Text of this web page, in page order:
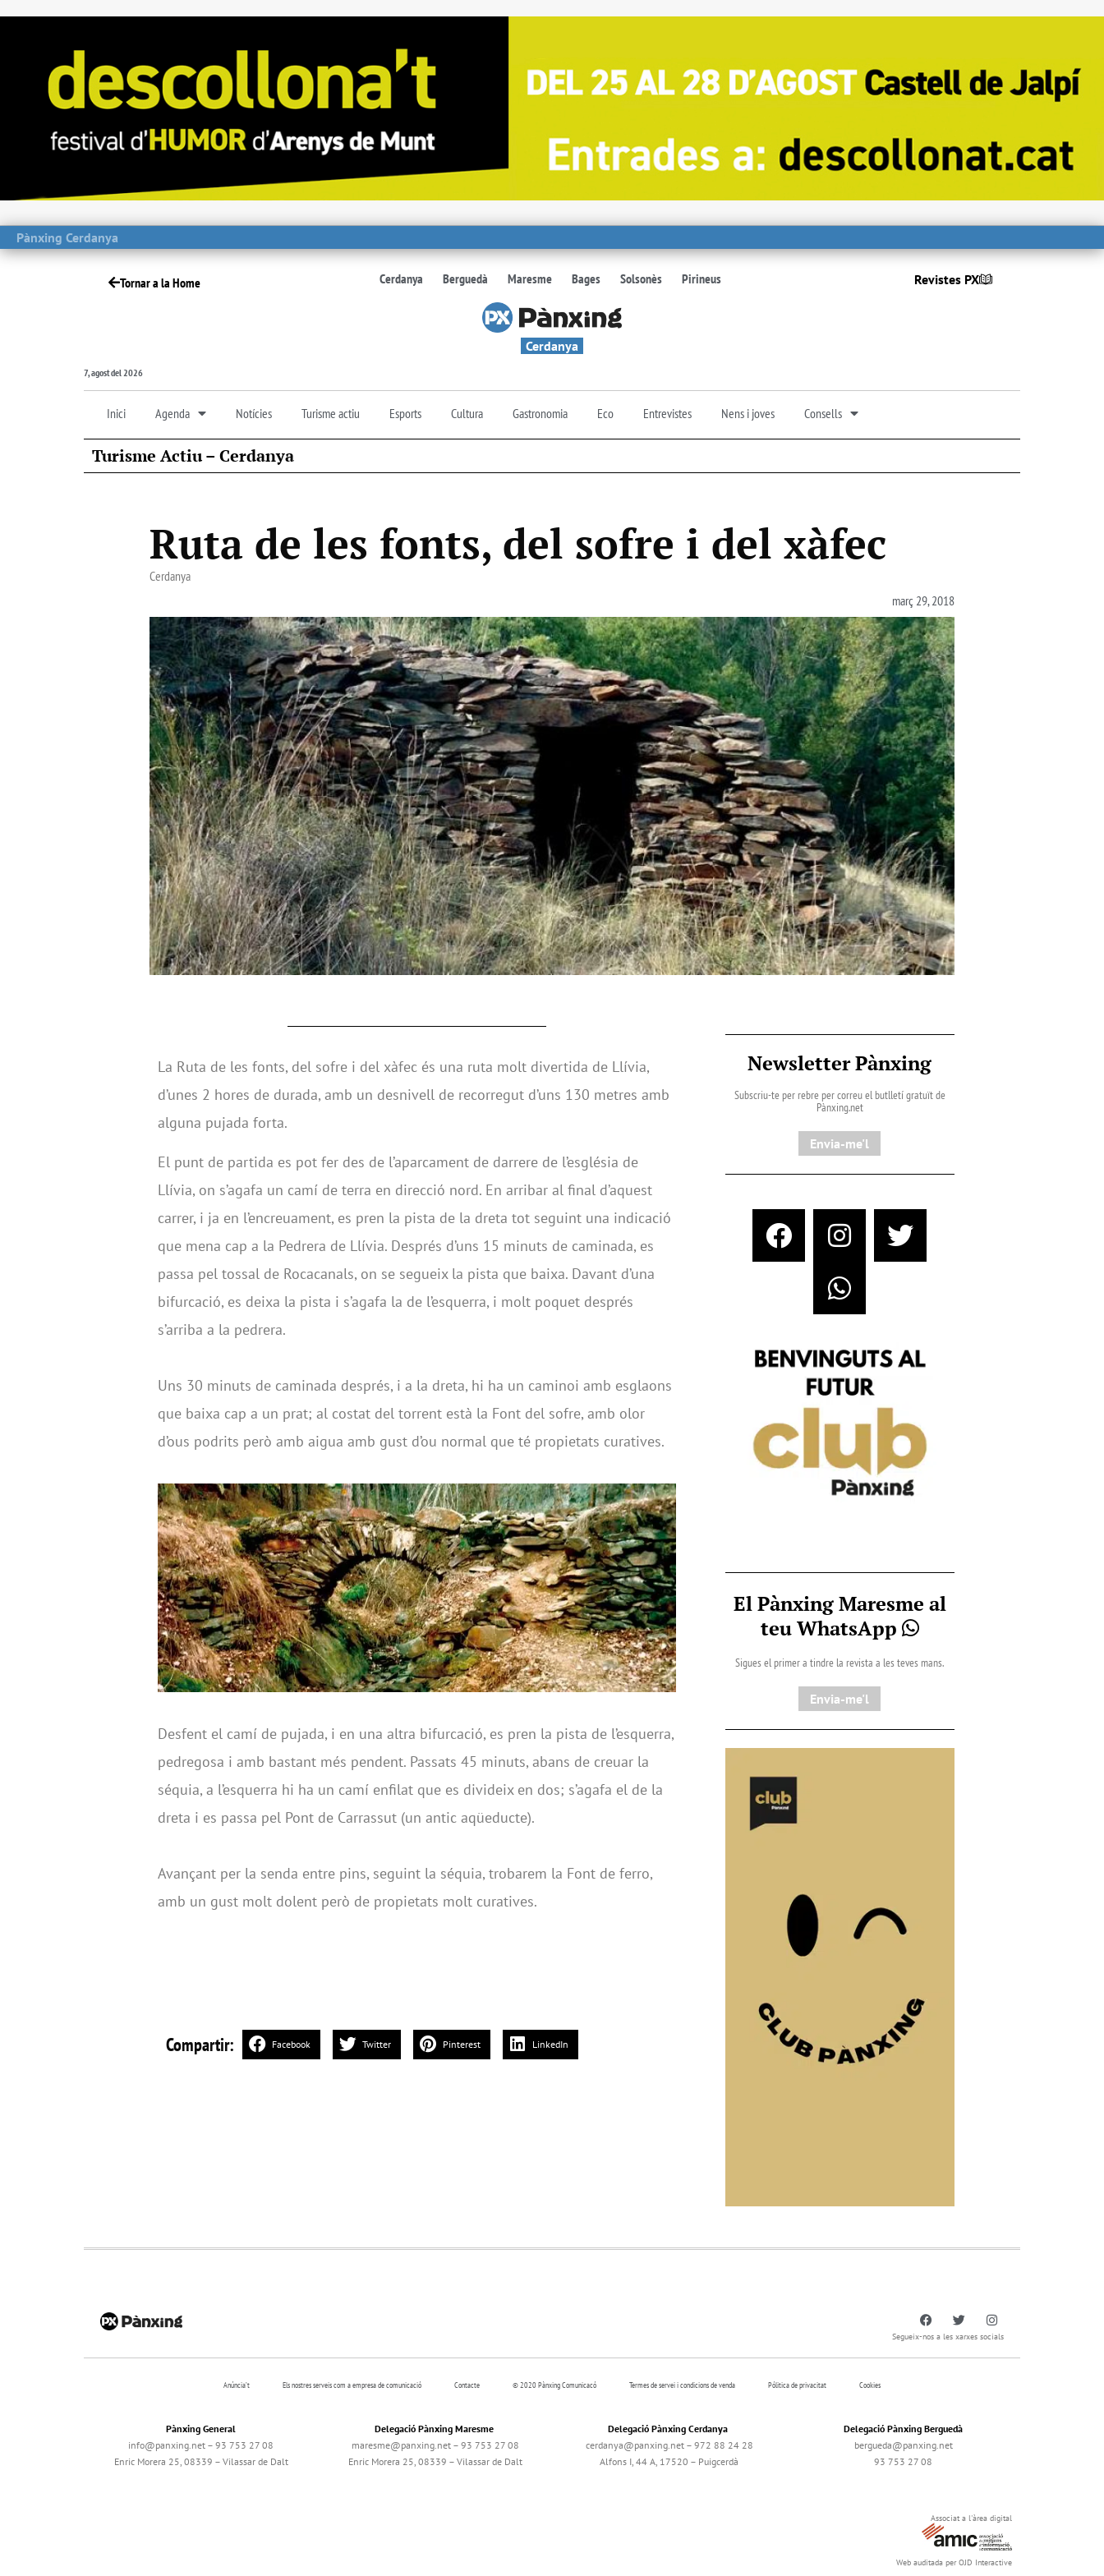
Pànxing Cerdanya
Tornar a la Home Cerdanya Berguedà Maresme Bages Solsonès Pirineus Revistes PX
Cerdanya
7, agost del 2026
Inici Agenda Notícies Turisme actiu Esports Cultura Gastronomia Eco Entrevistes Nens i joves Consells
Turisme Actiu – Cerdanya
Ruta de les fonts, del sofre i del xàfec
Cerdanya
març 29, 2018
La Ruta de les fonts, del sofre i del xàfec és una ruta molt divertida de Llívia,
d’unes 2 hores de durada, amb un desnivell de recorregut d’uns 130 metres amb
alguna pujada forta.
El punt de partida es pot fer des de l’aparcament de darrere de l’església de
Llívia, on s’agafa un camí de terra en direcció nord. En arribar al final d’aquest
carrer, i ja en l’encreuament, es pren la pista de la dreta tot seguint una indicació
que mena cap a la Pedrera de Llívia. Després d’uns 15 minuts de caminada, es
passa pel tossal de Rocacanals, on se segueix la pista que baixa. Davant d’una
bifurcació, es deixa la pista i s’agafa la de l’esquerra, i molt poquet després
s’arriba a la pedrera.
Uns 30 minuts de caminada després, i a la dreta, hi ha un caminoi amb esglaons
que baixa cap a un prat; al costat del torrent està la Font del sofre, amb olor
d’ous podrits però amb aigua amb gust d’ou normal que té propietats curatives.
Desfent el camí de pujada, i en una altra bifurcació, es pren la pista de l’esquerra,
pedregosa i amb bastant més pendent. Passats 45 minuts, abans de creuar la
séquia, a l’esquerra hi ha un camí enfilat que es divideix en dos; s’agafa el de la
dreta i es passa pel Pont de Carrassut (un antic aqüeducte).
Avançant per la senda entre pins, seguint la séquia, trobarem la Font de ferro,
amb un gust molt dolent però de propietats molt curatives.
Compartir: Facebook Twitter Pinterest LinkedIn
Newsletter Pànxing
Subscriu-te per rebre per correu el butlletí gratuït de
Pànxing.net​
Envia-me'l
El Pànxing Maresme al
teu WhatsApp
Sigues el primer a tindre la revista a les teves mans.
Envia-me'l
Segueix-nos a les xarxes socials
Anúncia’t Els nostres serveis com a empresa de comunicació Contacte © 2020 Pànxing Comunicacó Termes de servei i condicions de venda Pólitica de privacitat Cookies
Pànxing General
info@panxing.net – 93 753 27 08
Enric Morera 25, 08339 – Vilassar de Dalt
Delegació Pànxing Maresme
maresme@panxing.net – 93 753 27 08
Enric Morera 25, 08339 – Vilassar de Dalt
Delegació Pànxing Cerdanya
cerdanya@panxing.net – 972 88 24 28
Alfons I, 44 A, 17520 – Puigcerdà
Delegació Pànxing Berguedà
bergueda@panxing.net
93 753 27 08
Associat a l'àrea digital
Web auditada per OJD Interactive